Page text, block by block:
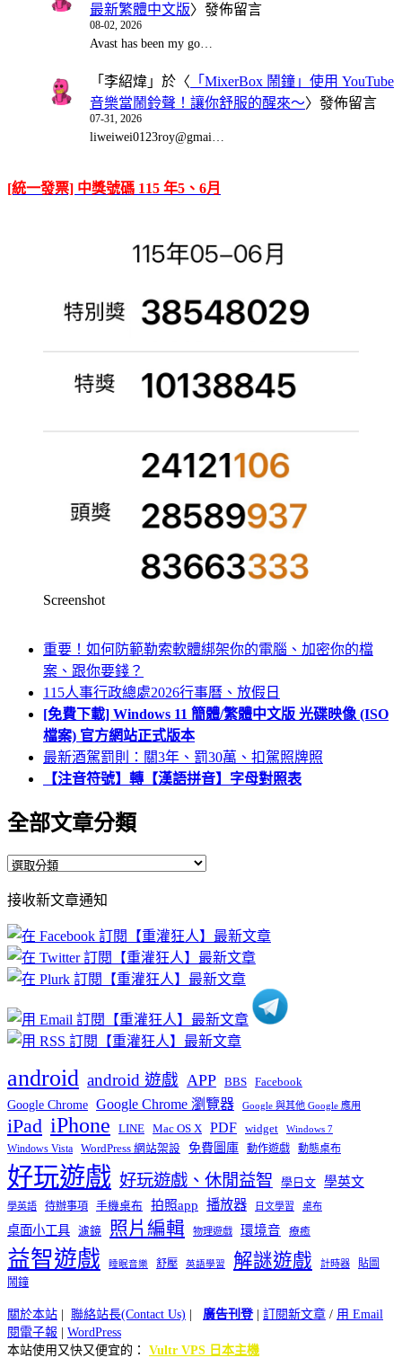
最新繁體中文版〉發佈留言
08-02, 2026
Avast has been my go…
「 李紹煒 」於〈 「MixerBox 鬧鐘」使用 YouTube
音樂當鬧鈴聲！讓你舒服的醒來～〉發佈留言
07-31, 2026
liweiwei0123roy@gmai…
[統一發票] 中獎號碼 115 年5、6月
Screenshot
重要！如何防範勒索軟體綁架你的電腦、加密你的檔
案、跟你要錢？
115人事行政總處2026行事曆、放假日
[免費下載] Windows 11 簡體/繁體中文版 光碟映像 (ISO
檔案) 官方網站正式版本
最新酒駕罰則：關3年、罰30萬、扣駕照牌照
【注音符號】轉【漢語拼音】字母對照表
全部文章分類
全
文
章
分
類
接收新文章通知
android android 遊戲 APP BBS Facebook
Google Chrome Google Chrome 瀏覽器 Google 與其他 Google 應用
iPad iPhone LINE Mac OS X PDF widget Windows 7
Windows Vista WordPress 網站架設 免費圖庫 動作遊戲 動態桌布
好玩遊戲 好玩遊戲、休閒益智 學日文 學英文
學英語 待辦事項 手機桌布 拍照app 播放器 日文學習 桌布
桌面小工具 濾鏡 照片編輯 物理遊戲 環境音 療癒
益智遊戲 睡眠音樂 舒壓 英語學習 解謎遊戲 計時器
貼圖
鬧鐘
關於本站 聯絡站長(Contact Us) 廣告刊登| 訂閱新文章 / 用 Email
閱電子報
WordPress
本站使用又快又便宜的： Vultr VPS 日本主機